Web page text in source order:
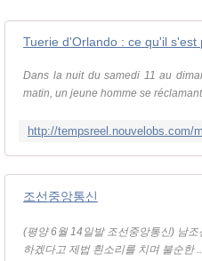
Tuerie d'Orlando : ce qu'il
Dans la nuit du samedi 11 au
matin, un jeune homme se
조선중앙통신
(평양 6월 14일발 조선중앙통신) 남
하겠다고 제법 흰소리를 치며 불순한